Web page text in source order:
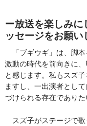
ー放送を楽しみに
ッセージをお願い
「ブギウギ」は、脚本
激動の時代を前向きに
と感じます。私もスズ
ますし、一出演者とし
づけられる存在でありた
スズ子がステージで歌